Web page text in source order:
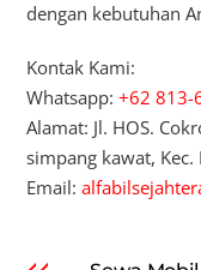
dengan kebutuhan
Kontak Kami:
Whatsapp:+62 813-
Alamat: Jl. HOS.
simpang kawat,
Email: